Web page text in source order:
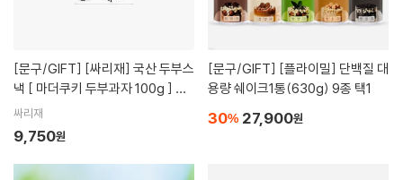
[문구/GIFT]
낵 [ 마더쿠키 두부과자 100g ] 건
강한 영양 간식 - 인공화학첨가물
0% 우리 농산물로 만듭니다
싸리재
9,750원
[문구/GIFT]
용량 쉐이크1통(630g) 9종 택1
30% 27,900원